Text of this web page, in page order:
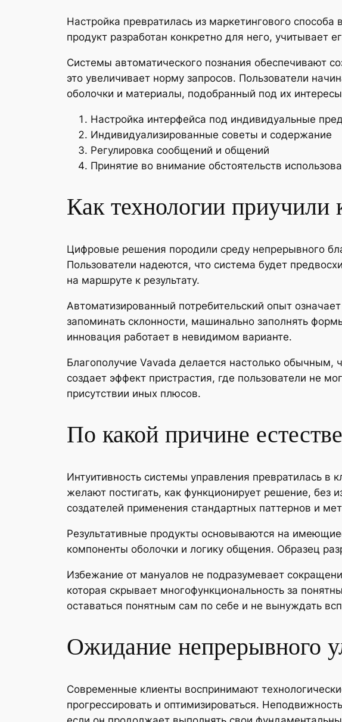
Настройка превратилась из маркетингового
продукт разработан конкретно для него, учитывает
Системы автоматического познания обеспечивают
это увеличивает норму запросов. Пользователи
оболочки и материалы, подобранный под их
Настройка интерфейса под индивидуальные
Индивидуализированные советы и содержание
Регулировка сообщений и общений
Принятие во внимание обстоятельств
Как технологии
Цифровые решения породили среду непрерывного
Пользователи надеются, что система будет
на маршруте к результату.
Автоматизированный потребительский опыт
запоминать склонности, машинально заполнять
инновация работает в невидимом варианте.
Благополучие Vavada делается настолько обычным,
создает эффект пристрастия, где пользователи не
присутствии иных плюсов.
По какой причине
Интуитивность системы управления превратилась в
желают постигать, как функционирует решение, без
создателей применения стандартных паттернов и
Результативные продукты основываются на
компоненты оболочки и логику общения. Образец
Избежание от мануалов не подразумевает
которая скрывает многофункциональность за
оставаться понятным сам по себе и не вынуждать
Ожидание непрерывного
Современные клиенты воспринимают
прогрессировать и оптимизироваться.